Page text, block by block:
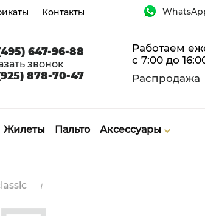
Контакты
647-96-88
звонок
878-70-47
Работаем
с 7:00 до
Распродажа
Жилеты Пальто Аксессуары